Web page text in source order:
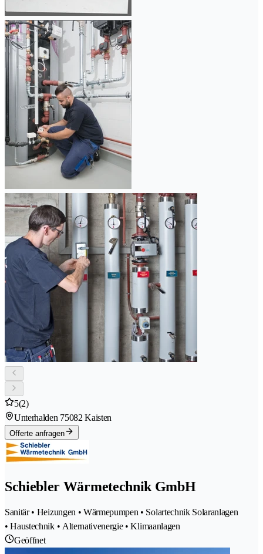
5(2)
Unterhalden 75082 Kaisten
Offerte anfragen
Schiebler Wärmetechnik GmbH
Sanitär • Heizungen • Wärmepumpen • Solartechnik Solaranlagen
• Haustechnik • Alternativenergie • Klimaanlagen
Geöffnet